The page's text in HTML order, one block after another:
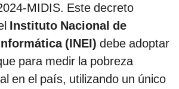
MIDIS. Este decreto
Instituto Nacional de
(INEI) debe adoptar
para medir la pobreza
en el país, utilizando un único